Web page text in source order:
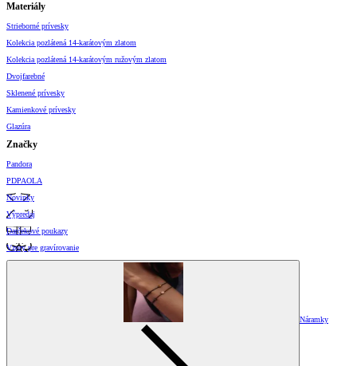
Materiály
Strieborné prívesky
Kolekcia pozlátená 14-karátovým zlatom
Kolekcia pozlátená 14-karátovým ružovým zlatom
Dvojfarebné
Sklenené prívesky
Kamienkové prívesky
Glazúra
Značky
Pandora
PDPAOLA
Novinky
Výpredaj
Darčekové poukazy
Vzory pre gravírovanie
Náramky